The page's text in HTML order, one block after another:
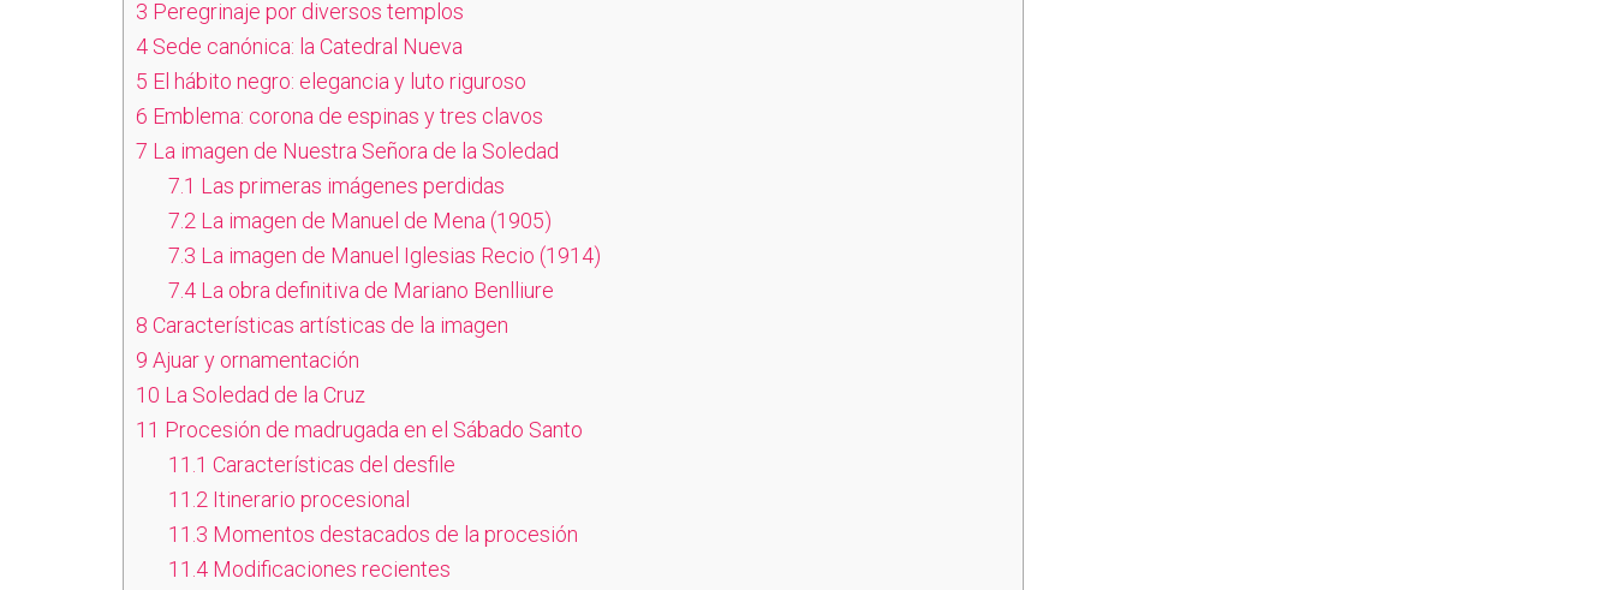
3 Peregrinaje por diversos templos
4 Sede canónica: la Catedral Nueva
5 El hábito negro: elegancia y luto riguroso
6 Emblema: corona de espinas y tres clavos
7 La imagen de Nuestra Señora de la Soledad
7.1 Las primeras imágenes perdidas
7.2 La imagen de Manuel de Mena (1905)
7.3 La imagen de Manuel Iglesias Recio (1914)
7.4 La obra definitiva de Mariano Benlliure
8 Características artísticas de la imagen
9 Ajuar y ornamentación
10 La Soledad de la Cruz
11 Procesión de madrugada en el Sábado Santo
11.1 Características del desfile
11.2 Itinerario procesional
11.3 Momentos destacados de la procesión
11.4 Modificaciones recientes